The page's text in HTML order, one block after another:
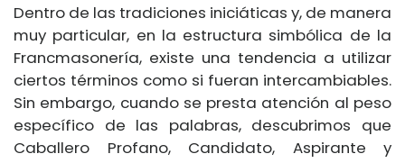
Dentro de las tradiciones iniciáticas y, de manera
muy particular, en la estructura simbólica de la
Francmasonería, existe una tendencia a utilizar
ciertos términos como si fueran intercambiables.
Sin embargo, cuando se presta atención al peso
específico de las palabras, descubrimos que
Caballero Profano, Candidato, Aspirante y